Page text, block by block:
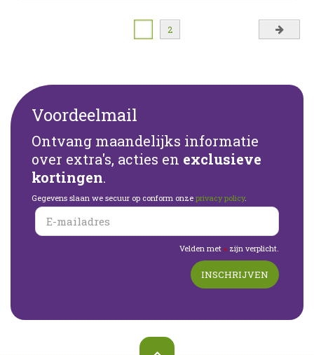
2
Voordeelmail
Ontvang maandelijks informatie
over extra's, acties en exclusieve
kortingen.
Gegevens slaan we secuur op conform onze privacy policy.
Velden met * zijn verplicht.